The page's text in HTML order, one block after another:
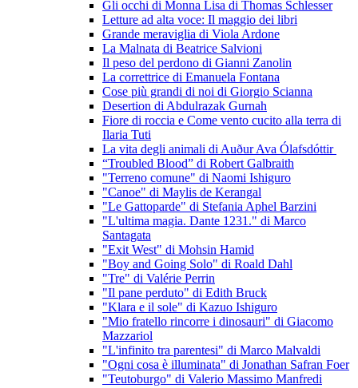
Gli occhi di Monna Lisa di Thomas Schlesser
Letture ad alta voce: Il maggio dei libri
Grande meraviglia di Viola Ardone
La Malnata di Beatrice Salvioni
Il peso del perdono di Gianni Zanolin
La correttrice di Emanuela Fontana
Cose più grandi di noi di Giorgio Scianna
Desertion di Abdulrazak Gurnah
Fiore di roccia e Come vento cucito alla terra di
Ilaria Tuti
La vita degli animali di Auður Ava Ólafsdóttir
“Troubled Blood” di Robert Galbraith
"Terreno comune" di Naomi Ishiguro
"Canoe" di Maylis de Kerangal
"Le Gattoparde" di Stefania Aphel Barzini
"L'ultima magia. Dante 1231." di Marco
Santagata
"Exit West" di Mohsin Hamid
"Boy and Going Solo" di Roald Dahl
"Tre" di Valérie Perrin
"Il pane perduto" di Edith Bruck
"Klara e il sole" di Kazuo Ishiguro
"Mio fratello rincorre i dinosauri" di Giacomo
Mazzariol
"L'infinito tra parentesi" di Marco Malvaldi
"Ogni cosa è illuminata" di Jonathan Safran Foer
"Teutoburgo" di Valerio Massimo Manfredi